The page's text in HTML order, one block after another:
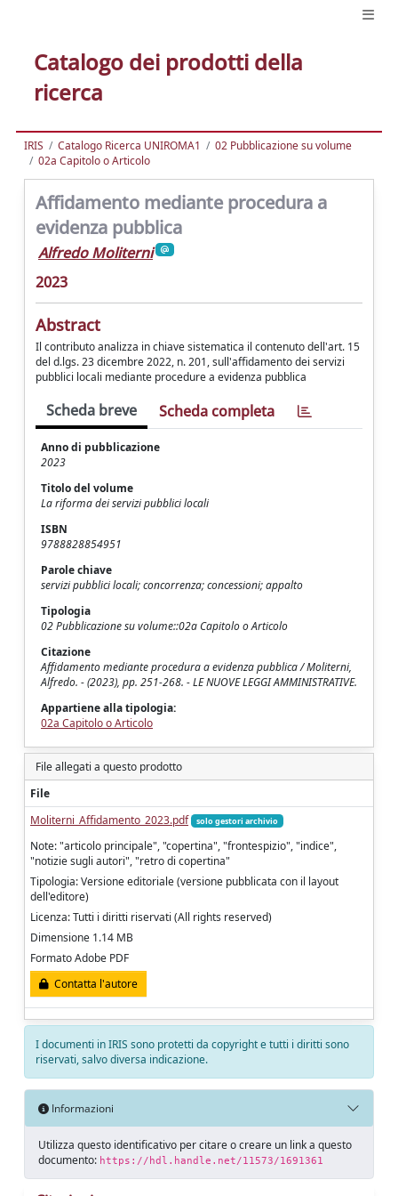
Catalogo dei prodotti della
ricerca
IRIS Catalogo Ricerca UNIROMA1
02 Pubblicazione su volume
02a Capitolo o Articolo
Affidamento mediante procedura a
evidenza pubblica
Alfredo Moliterni
2023
Abstract
Il contributo analizza in chiave sistematica il contenuto dell'art. 15
del d.lgs. 23 dicembre 2022, n. 201, sull'affidamento dei servizi
pubblici locali mediante procedure a evidenza pubblica
Scheda breve Scheda completa
Anno di pubblicazione
2023
Titolo del volume
La riforma dei servizi pubblici locali
ISBN
9788828854951
Parole chiave
servizi pubblici locali; concorrenza; concessioni; appalto
Tipologia
02 Pubblicazione su volume::02a Capitolo o Articolo
Citazione
Affidamento mediante procedura a evidenza pubblica / Moliterni,
Alfredo. - (2023), pp. 251-268. - LE NUOVE LEGGI AMMINISTRATIVE.
Appartiene alla tipologia:
02a Capitolo o Articolo
File allegati a questo prodotto
File
Moliterni_Affidamento_2023.pdf
solo gestori archivio
Note: "articolo principale", "copertina", "frontespizio", "indice",
"notizie sugli autori", "retro di copertina"
Tipologia: Versione editoriale (versione pubblicata con il layout
dell'editore)
Licenza: Tutti i diritti riservati (All rights reserved)
Dimensione 1.14 MB
Formato Adobe PDF
Contatta l'autore
I documenti in IRIS sono protetti da copyright e tutti i diritti sono
riservati, salvo diversa indicazione.
Informazioni
Utilizza questo identificativo per citare o creare un link a questo
documento: https://hdl.handle.net/11573/1691361